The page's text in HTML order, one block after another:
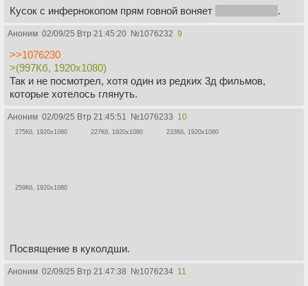
Кусок с инфернокопом прям говной воняет .
Аноним 02/09/25 Втр 21:45:20 №1076232 9
>>1076230
>(997Кб, 1920x1080)
Так и не посмотрел, хотя один из редких 3д фильмов,
которые хотелось глянуть.
Аноним 02/09/25 Втр 21:45:51 №1076233 10
275Кб, 1920x1080 227Кб, 1920x1080 233Кб, 1920x1080
259Кб, 1920x1080
Посвящение в куколдши.
Аноним 02/09/25 Втр 21:47:38 №1076234 11